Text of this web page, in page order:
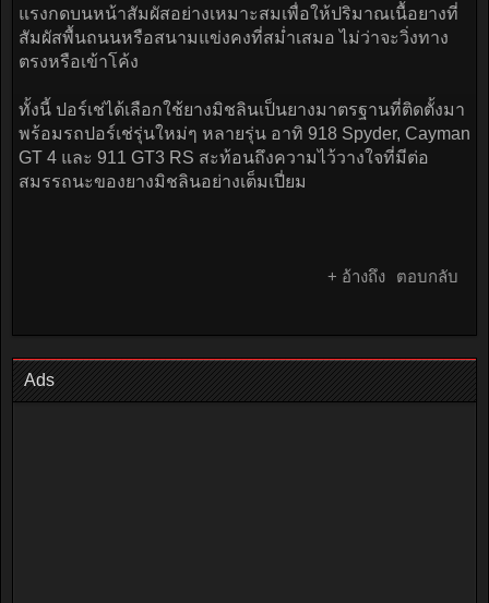
แรงกดบนหน้าสัมผัสอย่างเหมาะสมเพื่อให้ปริมาณเนื้อยางที่
สัมผัสพื้นถนนหรือสนามแข่งคงที่สม่ำเสมอ ไม่ว่าจะวิ่งทาง
ตรงหรือเข้าโค้ง
ทั้งนี้ ปอร์เช่ได้เลือกใช้ยางมิชลินเป็นยางมาตรฐานที่ติดตั้งมา
พร้อมรถปอร์เช่รุ่นใหม่ๆ หลายรุ่น อาทิ 918 Spyder, Cayman
GT 4 และ 911 GT3 RS สะท้อนถึงความไว้วางใจที่มีต่อ
สมรรถนะของยางมิชลินอย่างเต็มเปี่ยม
+ อ้างถึง ตอบกลับ
Ads